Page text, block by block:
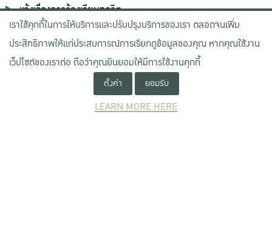
แจ้งเรื่องการร้องเรียนทุจริต
ช่องทางมหาวิทยาลัย
เกษตรศาสตร์
ช่องทางสำนักงาน ป.ป.ช.
ช่องทางสำนักงาน ป.ป.ท.
NEWCOMER
เราใช้คุกกี้ในการให้บริการและปรับปรุงบริการของเรา ตลอดจนเพิ่ม
ประสิทธิภาพให้แก่ประสบการณ์การเรียกดูข้อมูลของคุณ หากคุณใช้งาน
เว็ปไซต์ของเราต่อ ถือว่าคุณยินยอมให้มีการใช้งานคุกกี้
ตั้งค่า ยอมรับ
LEARN MORE HERE